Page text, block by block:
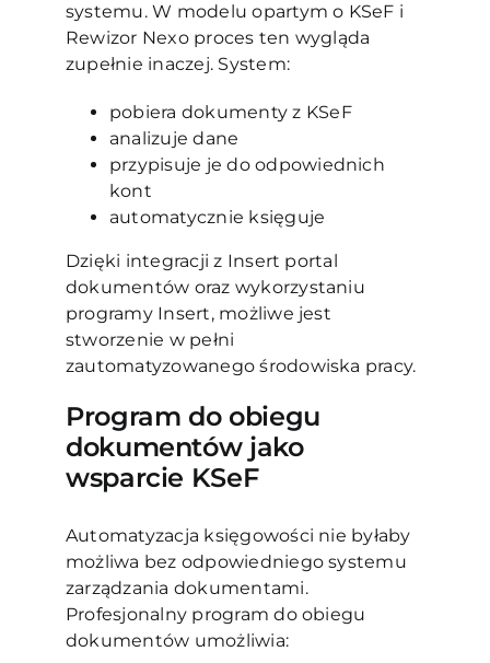
systemu. W modelu opartym o KSeF i
Rewizor Nexo proces ten wygląda
zupełnie inaczej. System:
pobiera dokumenty z KSeF
analizuje dane
przypisuje je do odpowiednich
kont
automatycznie księguje
Dzięki integracji z Insert portal
dokumentów oraz wykorzystaniu
programy Insert, możliwe jest
stworzenie w pełni
zautomatyzowanego środowiska pracy.
Program do obiegu
dokumentów jako
wsparcie KSeF
Automatyzacja księgowości nie byłaby
możliwa bez odpowiedniego systemu
zarządzania dokumentami.
Profesjonalny program do obiegu
dokumentów umożliwia: